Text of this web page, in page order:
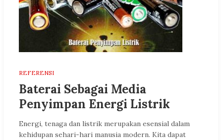
REFERENSI
Baterai Sebagai Media
Penyimpan Energi Listrik
Energi, tenaga dan listrik merupakan esensial dalam
kehidupan sehari-hari manusia modern. Kita dapat